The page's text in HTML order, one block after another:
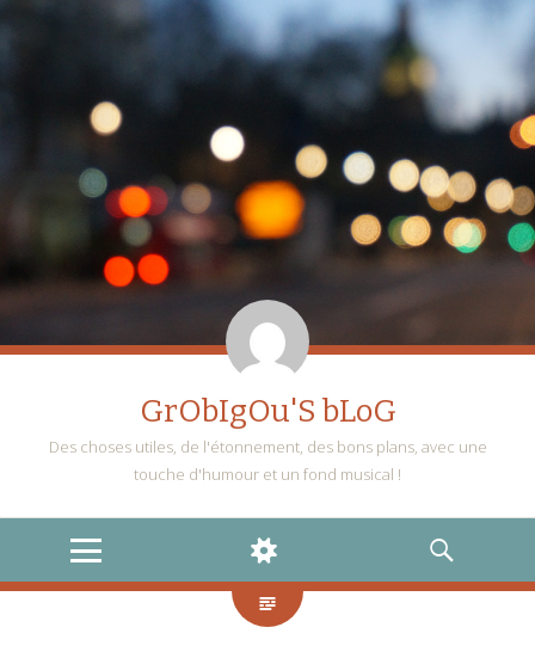
GrObIgOu'S bLoG
Des choses utiles, de l'étonnement, des bons plans, avec une
touche d'humour et un fond musical !
MENU
WIDGETS
RECHERCHE